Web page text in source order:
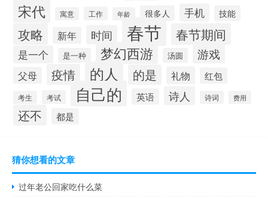
宋代 寓意 工作 年龄 很多人 手机 技能
攻略 新年 时间 春节 春节期间
是一个 是一种 梦幻西游 汤圆 游戏
父母 疫情 的人 的是 礼物 红包
考生 考试 自己的 英语 诗人 诗词 费用
还不 都是
猜你想看的文章
过年老公回家吃什么菜